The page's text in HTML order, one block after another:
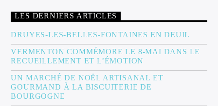
LES DERNIERS ARTICLES
DRUYES-LES-BELLES-FONTAINES EN DEUIL
VERMENTON COMMÉMORE LE 8-MAI DANS LE
RECUEILLEMENT ET L’ÉMOTION
UN MARCHÉ DE NOËL ARTISANAL ET
GOURMAND À LA BISCUITERIE DE
BOURGOGNE